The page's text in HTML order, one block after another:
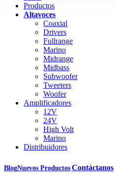
Productos
Altavoces
Coaxial
Drivers
Fullrange
Marino
Midrange
Midbass
Subwoofer
Tweeters
Woofer
Amplificadores
12V
24V
High Volt
Marino
Distribuidores
BlogNuevos ProductosContáctanos